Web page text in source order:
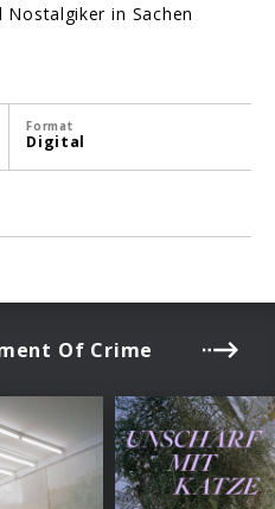
in Sachen
Format
Digital
Of Crime